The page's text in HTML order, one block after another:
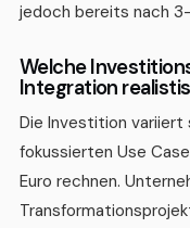
jedoch bereits nach
Welche
Integration
Die Investition variiert
fokussierten Use
Euro rechnen.